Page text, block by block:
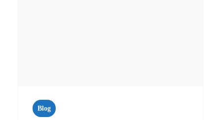
Blog